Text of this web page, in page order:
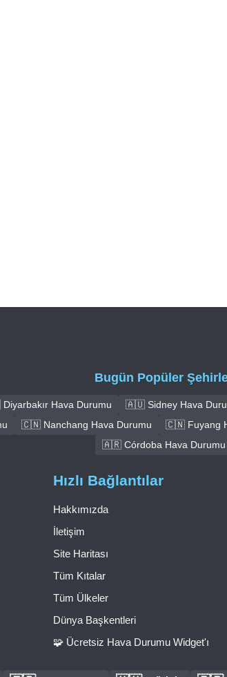
Bugün Popüler
Hava Durumu 🇦🇺 Sidney Hava
🇨🇳 Nanchang Hava Durumu 🇨🇳 Fuyang
🇦🇷 Córdoba Hava Durumu
Hızlı Bağlantılar
Hakkımızda
İletişim
Site Haritası
Tüm Kıtalar
Tüm Ülkeler
Dünya Başkentleri
🧩 Ücretsiz Hava Durumu Widget'ı